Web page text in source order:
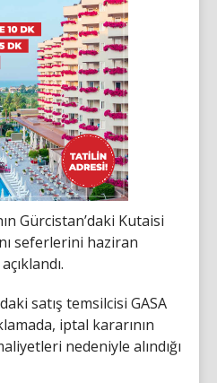
Gürcistan’daki Kutaisi
seferlerini haziran
satış temsilcisi GASA
iptal kararının
nedeniyle alındığı